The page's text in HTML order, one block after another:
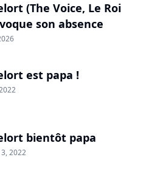
(The Voice, Le Roi
son absence
est papa !
bientôt papa
2022